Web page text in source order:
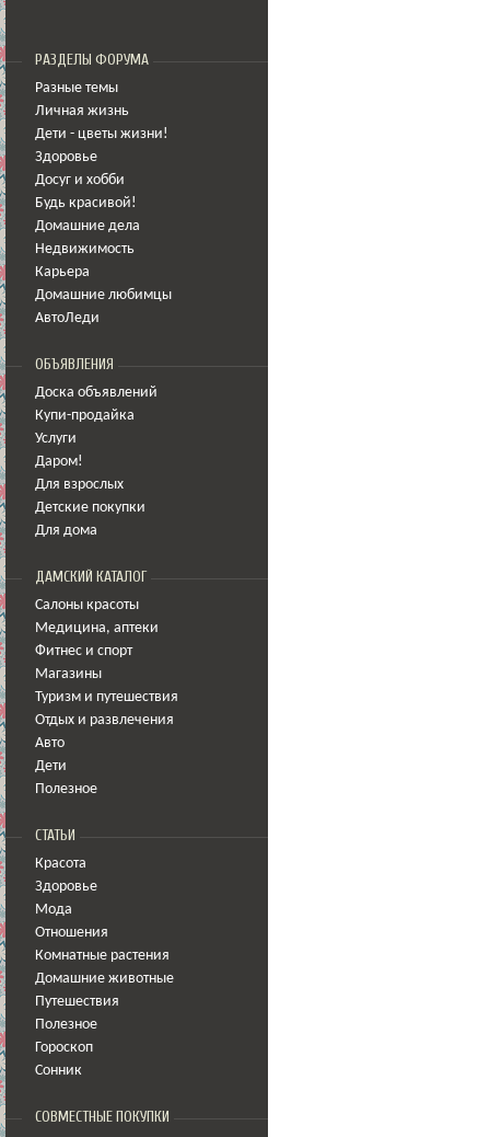
РАЗДЕЛЫ ФОРУМА
Разные темы
Личная жизнь
Дети - цветы жизни!
Здоровье
Досуг и хобби
Будь красивой!
Домашние дела
Недвижимость
Карьера
Домашние любимцы
АвтоЛеди
ОБЪЯВЛЕНИЯ
Доска объявлений
Купи-продайка
Услуги
Даром!
Для взрослых
Детские покупки
Для дома
ДАМСКИЙ КАТАЛОГ
Салоны красоты
Медицина, аптеки
Фитнес и спорт
Магазины
Туризм и путешествия
Отдых и развлечения
Авто
Дети
Полезное
СТАТЬИ
Красота
Здоровье
Мода
Отношения
Комнатные растения
Домашние животные
Путешествия
Полезное
Гороскоп
Сонник
СОВМЕСТНЫЕ ПОКУПКИ